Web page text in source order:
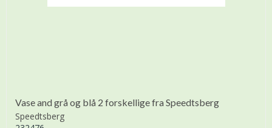
Vase and grå og blå 2 forskellige fra Speedtsberg
Speedtsberg